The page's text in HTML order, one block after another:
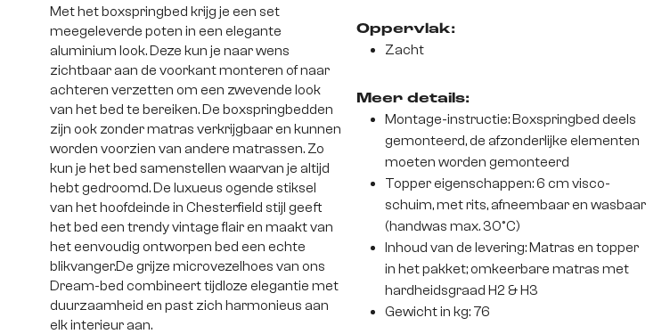
Met het boxspringbed krijg je een set
meegeleverde poten in een elegante
aluminium look. Deze kun je naar wens
zichtbaar aan de voorkant monteren of naar
achteren verzetten om een zwevende look
van het bed te bereiken. De boxspringbedden
zijn ook zonder matras verkrijgbaar en kunnen
worden voorzien van andere matrassen. Zo
kun je het bed samenstellen waarvan je altijd
hebt gedroomd. De luxueus ogende stiksel
van het hoofdeinde in Chesterfield stijl geeft
het bed een trendy vintage flair en maakt van
het eenvoudig ontworpen bed een echte
blikvanger.De grijze microvezelhoes van ons
Dream-bed combineert tijdloze elegantie met
duurzaamheid en past zich harmonieus aan
elk interieur aan.
Oppervlak:
Zacht
Meer details:
Montage-instructie: Boxspringbed deels
gemonteerd, de afzonderlijke elementen
moeten worden gemonteerd
Topper eigenschappen: 6 cm visco-
schuim, met rits, afneembaar en wasbaar
(handwas max. 30°C)
Inhoud van de levering: Matras en topper
in het pakket; omkeerbare matras met
hardheidsgraad H2 & H3
Gewicht in kg: 76